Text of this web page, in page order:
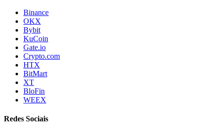
Binance
OKX
Bybit
KuCoin
Gate.io
Crypto.com
HTX
BitMart
XT
BloFin
WEEX
Redes Sociais